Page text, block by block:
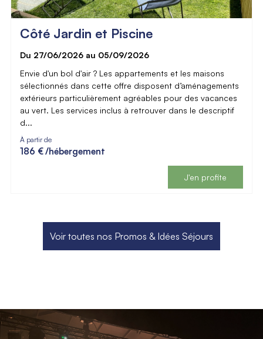
Côté Jardin et Piscine
Du 27/06/2026 au 05/09/2026
Envie d'un bol d'air ? Les appartements et les maisons
sélectionnés dans cette offre disposent d’aménagements
extérieurs particulièrement agréables pour des vacances
au vert. Les services inclus à retrouver dans le descriptif
d...
À partir de
186 €/hébergement
J'en profite
Voir toutes nos Promos & Idées Séjours